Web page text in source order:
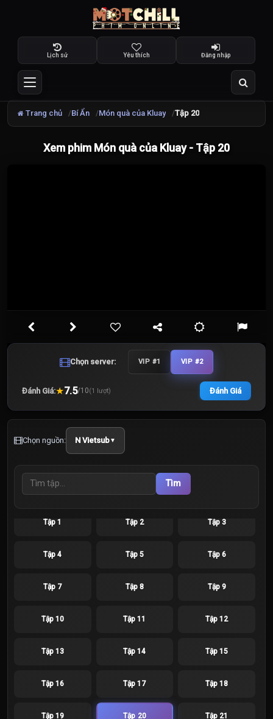
Lịch sử Yêu thích Đăng nhập
Trang chủ Bí Ẩn Món quà của Kluay Tập 20
Xem phim Món quà của Kluay - Tập 20
Chọn server: VIP #1 VIP #2
Đánh Giá:★7.5/10(1 lượt) Đánh Giá
Chọn nguồn: N Vietsub▼
Tìm
Tập 1 Tập 2 Tập 3
Tập 4 Tập 5 Tập 6
Tập 7 Tập 8 Tập 9
Tập 10 Tập 11 Tập 12
Tập 13 Tập 14 Tập 15
Tập 16 Tập 17 Tập 18
Tập 19 Tập 20 Tập 21